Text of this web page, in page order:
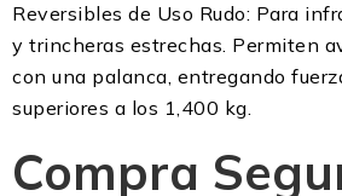
Reversibles de Uso Rudo: Para
y trincheras estrechas. Permiten
con una palanca, entregando
superiores a los 1,400 kg.
Compra